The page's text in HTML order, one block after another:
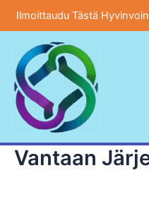
Ilmoittaudu Tästä
sisältöön
Vantaan